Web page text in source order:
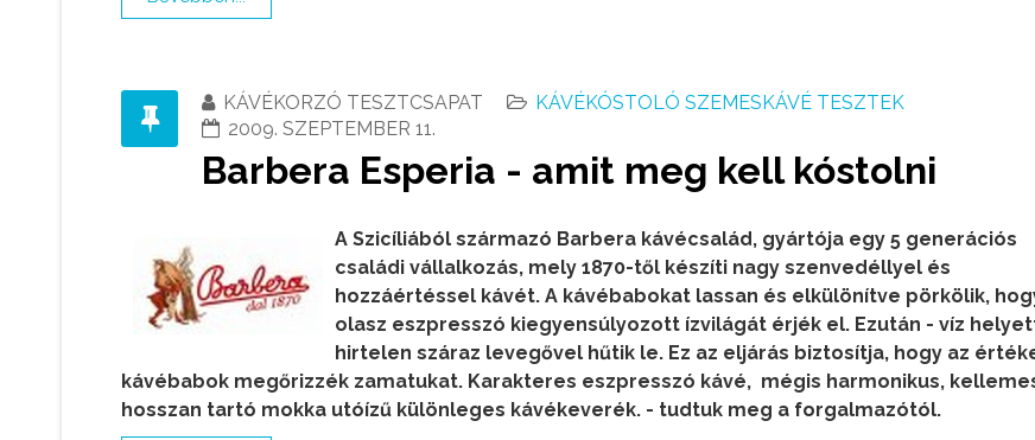
KÁVÉKORZÓ TESZTCSAPAT
KÁVÉKÓSTOLÓ SZEMESKÁVÉ TESZTEK
2009. SZEPTEMBER 11.
Barbera Esperia - amit meg kell kóstolni
A Szicíliából származó Barbera kávécsalád, gyártója egy 5 generációs
családi vállalkozás, mely 1870-től készíti nagy szenvedéllyel és
hozzáértéssel kávét. A kávébabokat lassan és elkülönítve pörkölik,
olasz eszpresszó kiegyensúlyozott ízvilágát érjék el. Ezután - víz
hirtelen száraz levegővel hűtik le. Ez az eljárás biztosítja, hogy az
kávébabok megőrizzék zamatukat. Karakteres eszpresszó kávé, mégis harmonikus,
hosszan tartó mokka utóízű különleges kávékeverék. - tudtuk meg a forgalmazótól.